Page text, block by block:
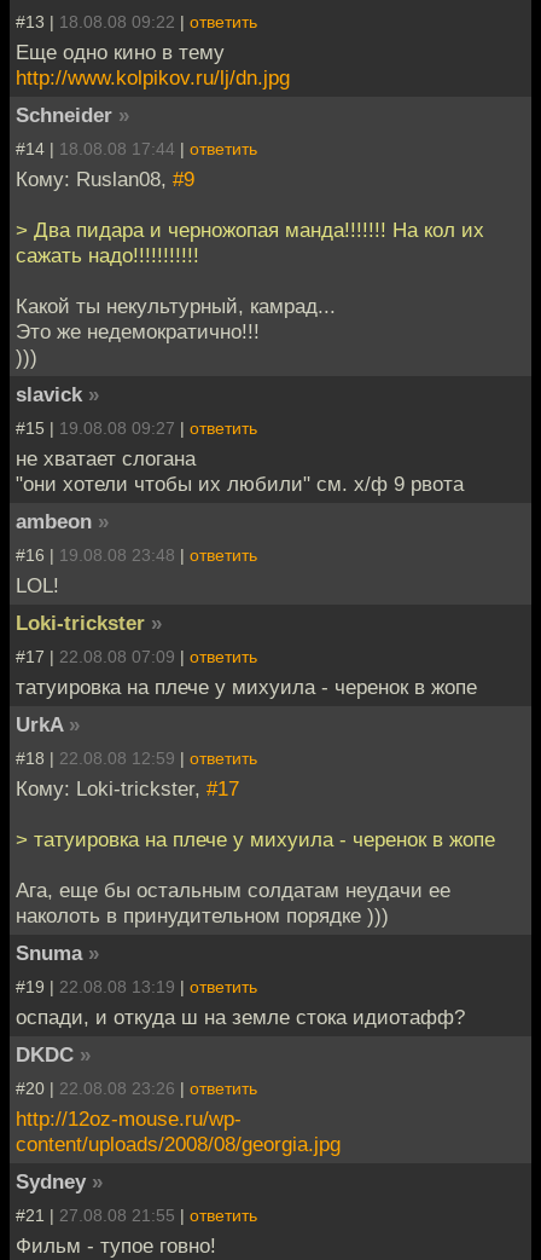
#13 | 18.08.08 09:22 | ответить
Еще одно кино в тему
http://www.kolpikov.ru/lj/dn.jpg
Schneider »
#14 | 18.08.08 17:44 | ответить
Кому: Ruslan08, #9
> Два пидара и черножопая манда!!!!!!! На кол их
сажать надо!!!!!!!!!!!
Какой ты некультурный, камрад...
Это же недемократично!!!
)))
slavick »
#15 | 19.08.08 09:27 | ответить
не хватает слогана
"они хотели чтобы их любили" см. х/ф 9 рвота
ambeon »
#16 | 19.08.08 23:48 | ответить
LOL!
Loki-trickster »
#17 | 22.08.08 07:09 | ответить
татуировка на плече у михуила - черенок в жопе
UrkA »
#18 | 22.08.08 12:59 | ответить
Кому: Loki-trickster, #17
> татуировка на плече у михуила - черенок в жопе
Ага, еще бы остальным солдатам неудачи ее
наколоть в принудительном порядке )))
Snuma »
#19 | 22.08.08 13:19 | ответить
оспади, и откуда ш на земле стока идиотафф?
DKDC »
#20 | 22.08.08 23:26 | ответить
http://12oz-mouse.ru/wp-
content/uploads/2008/08/georgia.jpg
Sydney »
#21 | 27.08.08 21:55 | ответить
Фильм - тупое говно!